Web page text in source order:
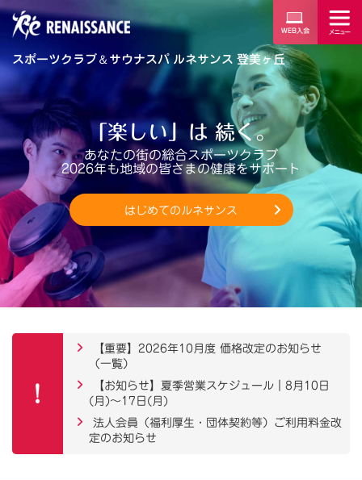
スポーツクラブ＆サウナスパ ルネサンス 登美ヶ丘
「楽しい」は 続く。
あなたの街の総合スポーツクラブ
2026年も地域の皆さまの健康をサポート
はじめてのルネサンス
【重要】2026年10月度 価格改定のお知らせ
（一覧）
【お知らせ】夏季営業スケジュール｜8月10日
(月)～17日(月)
法人会員（福利厚生・団体契約等）ご利用料金改
定のお知らせ